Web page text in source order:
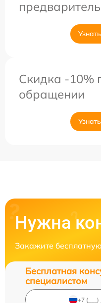
Скидка -10%
обращении
Нужна
Закажите
Бесплатная
специалистом